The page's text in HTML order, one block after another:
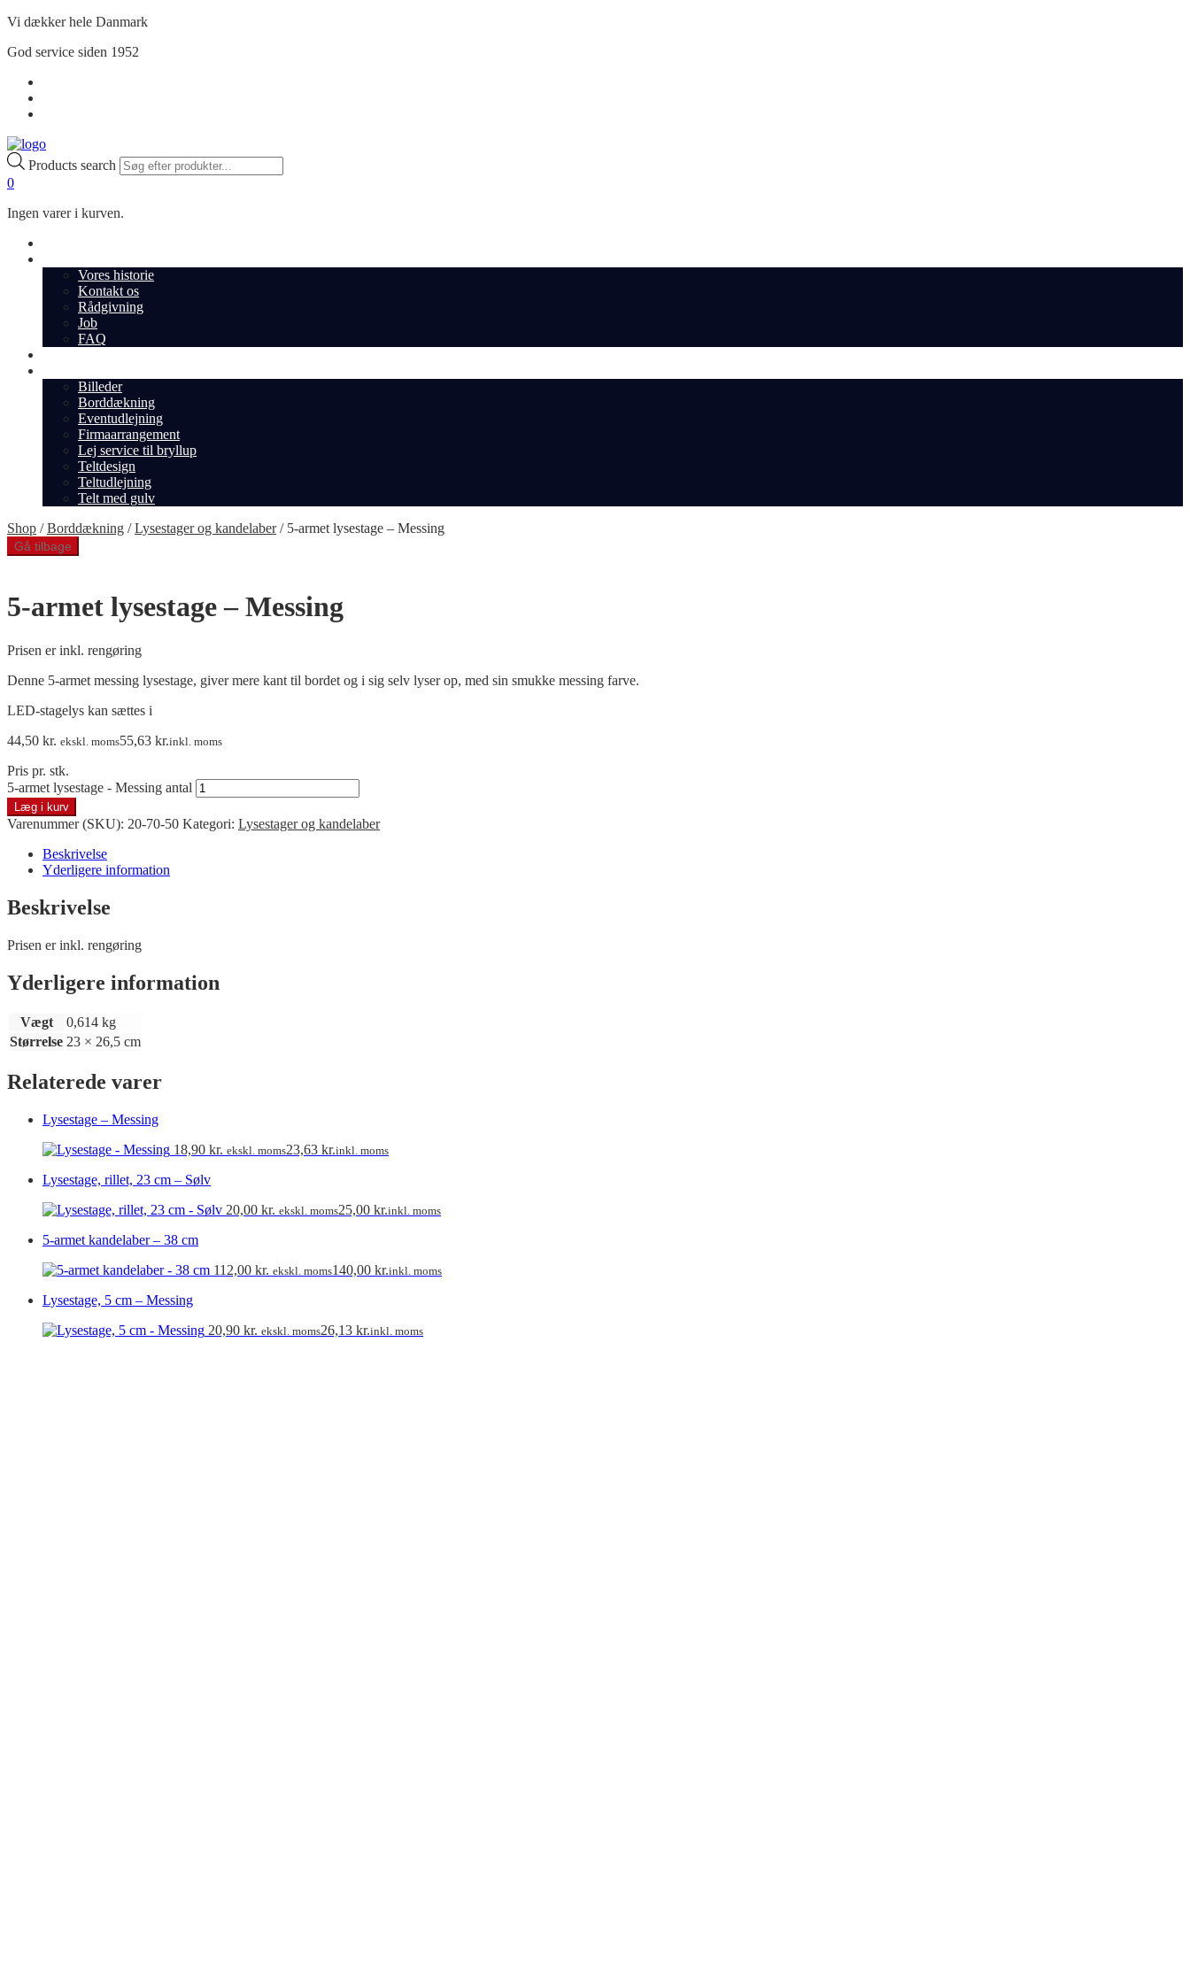
Vi dækker hele Danmark
God service siden 1952
Products search
0
Ingen varer i kurven.
Vores historie
Kontakt os
Rådgivning
Job
FAQ
Billeder
Borddækning
Eventudlejning
Firmaarrangement
Lej service til bryllup
Teltdesign
Teltudlejning
Telt med gulv
Shop /Borddækning /Lysestager og kandelaber/ 5-armet lysestage – Messing
Gå tilbage
5-armet lysestage – Messing
Prisen er inkl. rengøring
Denne 5-armet messing lysestage, giver mere kant til bordet og i sig selv lyser op, med sin smukke messing farve.
LED-stagelys kan sættes i
44,50 kr. ekskl. moms55,63 kr.inkl. moms
Pris pr. stk.
5-armet lysestage - Messing antal
Læg i kurv
Varenummer (SKU): 20-70-50 Kategori: Lysestager og kandelaber
Beskrivelse
Yderligere information
Beskrivelse
Prisen er inkl. rengøring
Yderligere information
Vægt
0,614 kg
Størrelse 23 × 26,5 cm
Relaterede varer
Lysestage – Messing
18,90 kr. ekskl. moms23,63 kr.inkl. moms
Lysestage, rillet, 23 cm – Sølv
20,00 kr. ekskl. moms25,00 kr.inkl. moms
5-armet kandelaber – 38 cm
112,00 kr. ekskl. moms140,00 kr.inkl. moms
Lysestage, 5 cm – Messing
20,90 kr. ekskl. moms26,13 kr.inkl. moms